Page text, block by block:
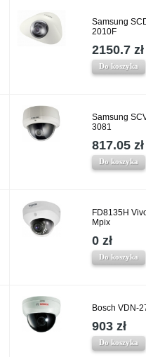
Samsung
2010F
2150.7 zł
Do koszyka
Samsung
3081
817.05 zł
Do koszyka
FD8135H
Mpix
0 zł
Do koszyka
Bosch VDN-
903 zł
Do koszyka